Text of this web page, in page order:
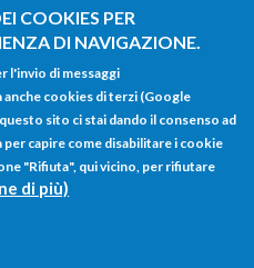
COOKIES PER
DI NAVIGAZIONE.
l'invio di messaggi
cookies di terzi (Google
sito ci stai dando il consenso ad
capire come disabilitare i cookie
"Rifiuta", qui vicino, per rifiutare
di più)